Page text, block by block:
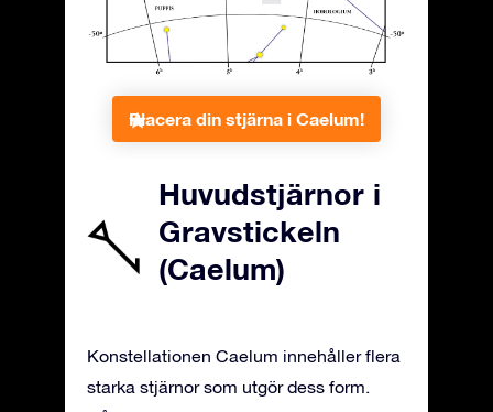
Placera din stjärna i Caelum!
Huvudstjärnor i
Gravstickeln
(Caelum)
Konstellationen Caelum innehåller flera
starka stjärnor som utgör dess form.